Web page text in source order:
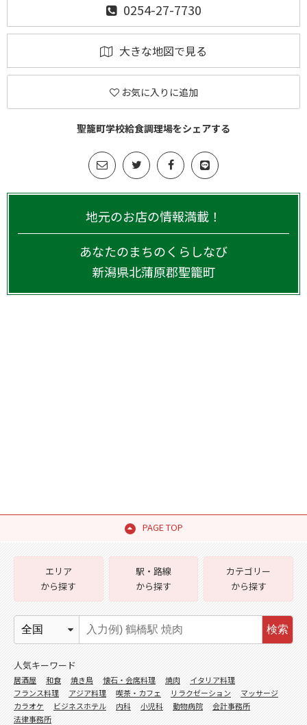
0254-27-7730
大きな地図で見る
お気に入りに追加
聖籠町学校給食調理場をシェアする
地元のお店の情報満載！
あなたのまちのくらしなび
新潟県北蒲原郡聖籠町
PAGE TOP
エリア
から探す
駅・路線
から探す
カテゴリー
から探す
検索
人気キーワード
居酒屋 和食 焼き鳥 懐石・会席料理 焼肉
イタリア料理
フランス料理
アジア料理 喫茶・カフェ リラクゼーション
マッサージ
カラオケ
ビジネスホテル 内科 小児科 動物病院
会計事務所
法律事務所